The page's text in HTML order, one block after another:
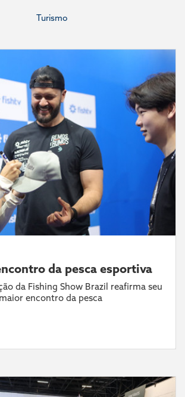
Turismo
da pesca esportiva
da Fishing Show Brazil reafirma seu
encontro da pesca